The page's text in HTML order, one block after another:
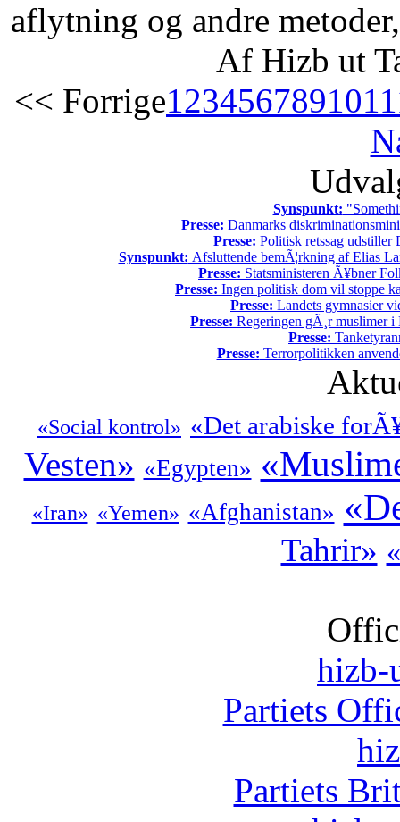
aflytning og andre
Af Hizb ut
<< Forrige1234567891011
Synspunkt:
Presse: Danmarks
Presse: Politisk retssag udstiller
Synspunkt: Afsluttende bemÃ¦rkning af Elias
Presse: Statsministeren Ã¥bner
Presse: Ingen politisk dom vil stoppe
Presse: Landets gymnasier
Presse: Regeringen gÃ¸r muslimer
Presse:
Presse: Terrorpolitikken
«Social kontrol» «Det arabiske
Vesten» «Egypten»
«Iran» «Yemen» «Afghanistan»
Tahrir»
hizb-
Partiets
Partiets